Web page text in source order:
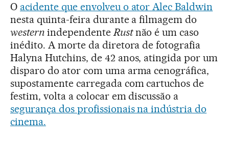
O acidente que envolveu o ator Alec Baldwin
nesta quinta-feira durante a filmagem do
westernindependenteRustnão é um caso
inédito. A morte da diretora de fotografia
Halyna Hutchins, de 42 anos, atingida por um
disparo do ator com uma arma cenográfica,
supostamente carregada com cartuchos de
festim, volta a colocar em discussão a
segurança dos profissionais na indústria do
cinema.